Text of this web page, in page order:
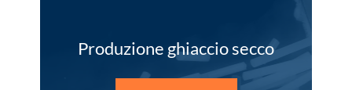
Produzione ghiaccio secco